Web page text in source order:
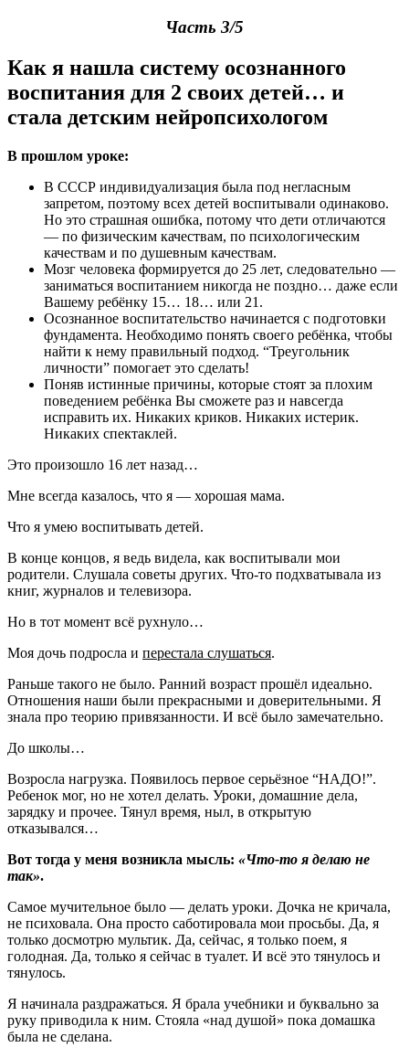
Часть 3/5
Как я нашла систему осознанного
воспитания для 2 своих детей… и
стала детским нейропсихологом
В прошлом уроке:
В СССР индивидуализация была под негласным
запретом, поэтому всех детей воспитывали одинаково.
Но это страшная ошибка, потому что дети отличаются
— по физическим качествам, по психологическим
качествам и по душевным качествам.
Мозг человека формируется до 25 лет, следовательно —
заниматься воспитанием никогда не поздно… даже если
Вашему ребёнку 15… 18… или 21.
Осознанное воспитательство начинается с подготовки
фундамента. Необходимо понять своего ребёнка, чтобы
найти к нему правильный подход. “Треугольник
личности” помогает это сделать!
Поняв истинные причины, которые стоят за плохим
поведением ребёнка Вы сможете раз и навсегда
исправить их. Никаких криков. Никаких истерик.
Никаких спектаклей.
Это произошло 16 лет назад…
Мне всегда казалось, что я — хорошая мама.
Что я умею воспитывать детей.
В конце концов, я ведь видела, как воспитывали мои
родители. Слушала советы других. Что-то подхватывала из
книг, журналов и телевизора.
Но в тот момент всё рухнуло…
Моя дочь подросла и перестала слушаться.
Раньше такого не было. Ранний возраст прошёл идеально.
Отношения наши были прекрасными и доверительными. Я
знала про теорию привязанности. И всё было замечательно.
До школы…
Возросла нагрузка. Появилось первое серьёзное “НАДО!”.
Ребенок мог, но не хотел делать. Уроки, домашние дела,
зарядку и прочее. Тянул время, ныл, в открытую
отказывался…
Вот тогда у меня возникла мысль: «Что-то я делаю не
так».
Самое мучительное было — делать уроки. Дочка не кричала,
не психовала. Она просто саботировала мои просьбы. Да, я
только досмотрю мультик. Да, сейчас, я только поем, я
голодная. Да, только я сейчас в туалет. И всё это тянулось и
тянулось.
Я начинала раздражаться. Я брала учебники и буквально за
руку приводила к ним. Стояла «над душой» пока домашка
была не сделана.